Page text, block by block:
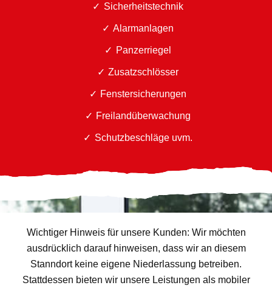
Sicherheitstechnik
Alarmanlagen
Panzerriegel
Zusatzschlösser
Fenstersicherungen
Freilandüberwachung
Schutzbeschläge uvm.
Wichtiger Hinweis für unsere Kunden: Wir möchten
ausdrücklich darauf hinweisen, dass wir an diesem
Stanndort keine eigene Niederlassung betreiben.
Stattdessen bieten wir unsere Leistungen als mobiler